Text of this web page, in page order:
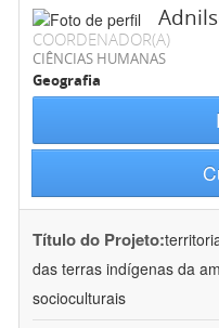
COORDENADOR(A)
CIÊNCIAS HUMANAS
Geografia
Título do Projeto:
das terras indígenas da
socioculturais